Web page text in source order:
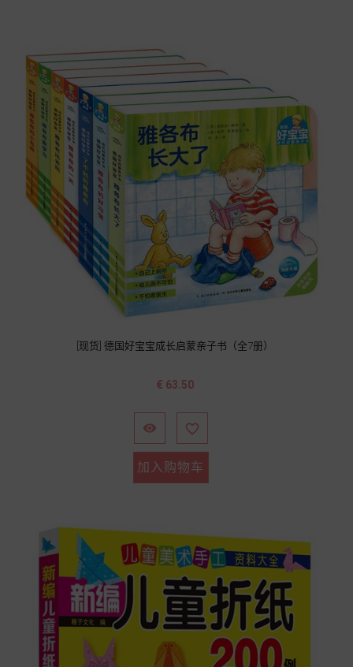
[现货] 德国好宝宝成长启蒙亲子书（全7册）
价
€ 63.50
 
加入购物车